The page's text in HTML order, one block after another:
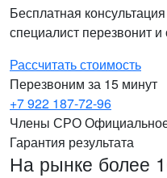
Бесплатная
специалист перезвонит
Рассчитать стоимость
Перезвоним за 15 минут
+7 922 187-72-96
Члены СРО
Гарантия результата
На рынке более